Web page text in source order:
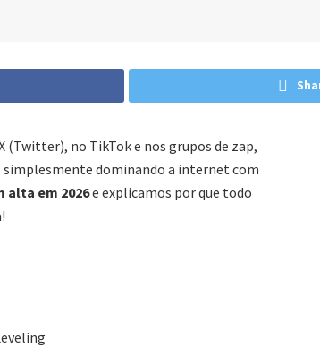
(Twitter), no TikTok e nos grupos de zap,
simplesmente dominando a internet com
alta em 2026e explicamos por que todo